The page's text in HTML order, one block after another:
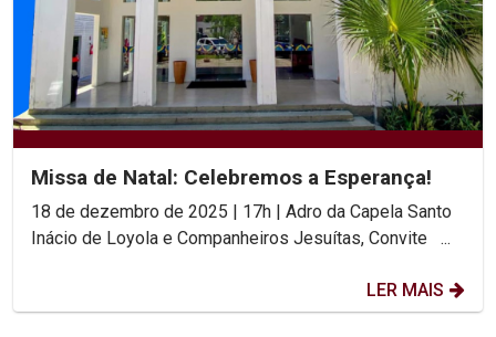
Missa de Natal: Celebremos a Esperança!
18 de dezembro de 2025 | 17h | Adro da Capela Santo
Inácio de Loyola e Companheiros Jesuítas, Convite ...
LER MAIS